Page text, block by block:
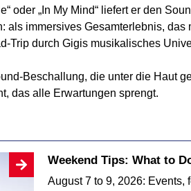
oder „In My Mind“ liefert er den
als immersives Gesamterlebnis,
Trip durch Gigis musikalisches
Beschallung, die unter die Haut
das alle Erwartungen sprengt.
Weekend Tips: What to
August 7 to 9, 2026: Events,